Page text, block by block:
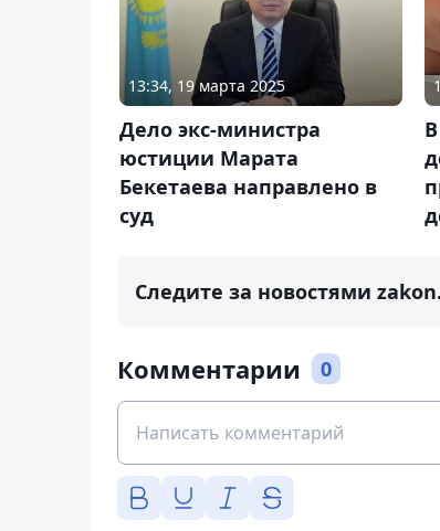
13:34, 19 марта 2025
Дело экс-министра
юстиции Марата
Бекетаева направлено в
суд
Следите за новостями
Комментарии 0